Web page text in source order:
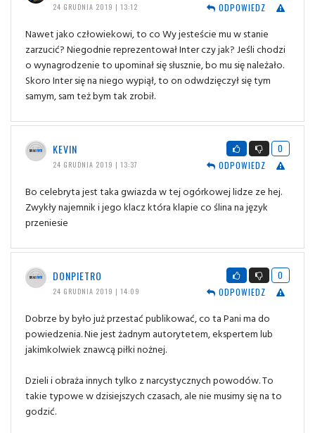
24 GRUDNIA 2019 | 13:12
ODPOWIEDZ
Nawet jako człowiekowi, to co Wy jesteście mu w stanie
zarzucić? Niegodnie reprezentował Inter czy jak? Jeśli chodzi
o wynagrodzenie to upominał się słusznie, bo mu się należało.
Skoro Inter się na niego wypiął, to on odwdzięczył się tym
samym, sam też bym tak zrobił.
KEVIN
24 GRUDNIA 2019 | 13:37
0
ODPOWIEDZ
Bo celebryta jest taka gwiazda w tej ogórkowej lidze ze hej.
Zwykły najemnik i jego klacz która klapie co ślina na język
przeniesie
DONPIETRO
24 GRUDNIA 2019 | 14:09
0
ODPOWIEDZ
Dobrze by było już przestać publikować, co ta Pani ma do
powiedzenia. Nie jest żadnym autorytetem, ekspertem lub
jakimkolwiek znawcą piłki nożnej.
Dzieli i obraża innych tylko z narcystycznych powodów. To
takie typowe w dzisiejszych czasach, ale nie musimy się na to
godzić.